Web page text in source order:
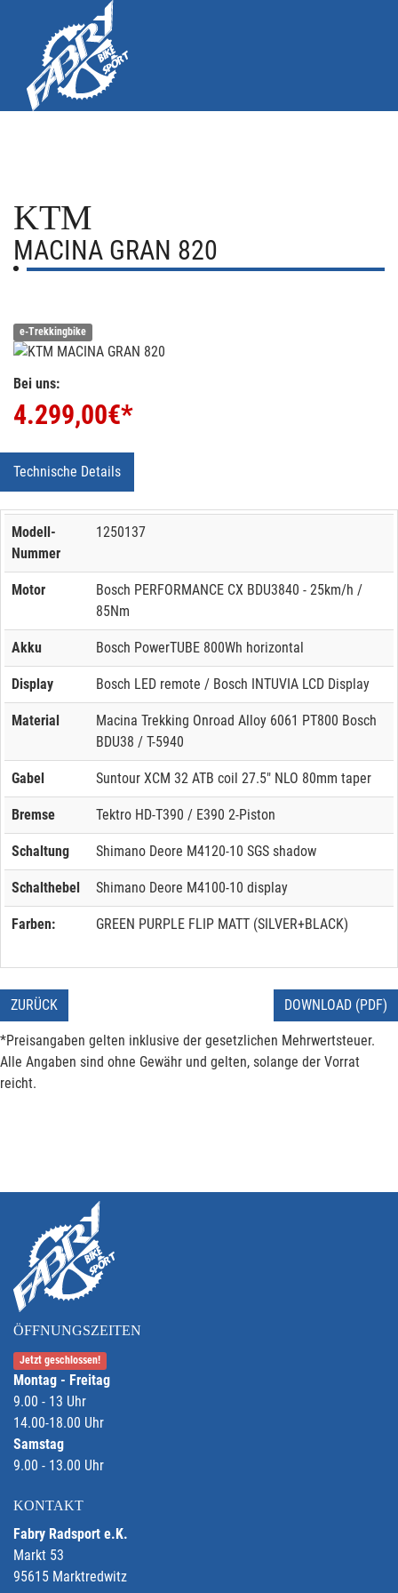
KTM
MACINA GRAN 820
e-Trekkingbike
Bei uns:
4.299,00€*
Technische Details
Modell-
Nummer
1250137
Motor
Bosch PERFORMANCE CX BDU3840 - 25km/h /
85Nm
Akku Bosch PowerTUBE 800Wh horizontal
Display Bosch LED remote / Bosch INTUVIA LCD Display
Material
Macina Trekking Onroad Alloy 6061 PT800 Bosch
BDU38 / T-5940
Gabel Suntour XCM 32 ATB coil 27.5" NLO 80mm taper
Bremse Tektro HD-T390 / E390 2-Piston
Schaltung Shimano Deore M4120-10 SGS shadow
Schalthebel Shimano Deore M4100-10 display
Farben: GREEN PURPLE FLIP MATT (SILVER+BLACK)
ZURÜCK DOWNLOAD (PDF)
*Preisangaben gelten inklusive der gesetzlichen Mehrwertsteuer.
Alle Angaben sind ohne Gewähr und gelten, solange der Vorrat
reicht.
ÖFFNUNGSZEITEN
Jetzt geschlossen!
Montag - Freitag
9.00 - 13 Uhr
14.00-18.00 Uhr
Samstag
9.00 - 13.00 Uhr
KONTAKT
Fabry Radsport e.K.
Markt 53
95615 Marktredwitz